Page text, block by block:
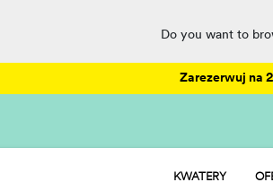
Do you want to
Zarezerwuj na
KWATERY